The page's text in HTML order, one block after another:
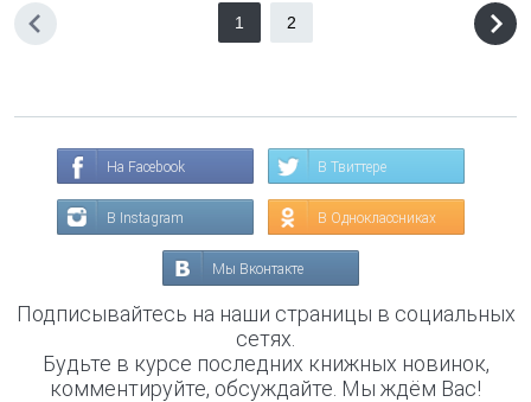
1 2
На Facebook В Твиттере
В Instagram В Одноклассниках
Мы Вконтакте
Подписывайтесь на наши страницы в социальных
сетях.
Будьте в курсе последних книжных новинок,
комментируйте, обсуждайте. Мы ждём Вас!